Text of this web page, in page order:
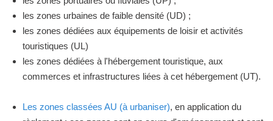
les zones urbaines de faible densité (UD) ;
les zones dédiées aux équipements de loisir et activités
touristiques (UL)
les zones dédiées à l'hébergement touristique, aux
commerces et infrastructures liées à cet hébergement (UT).
Les zones classées AU (à urbaniser), en application du